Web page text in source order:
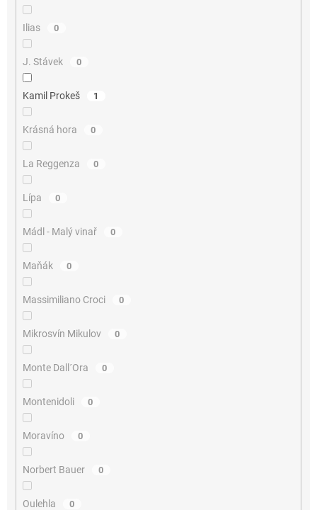
Ilias 0
J. Stávek 0
Kamil Prokeš 1
Krásná hora 0
La Reggenza 0
Lípa 0
Mádl - Malý vinař 0
Maňák 0
Massimiliano Croci 0
Mikrosvín Mikulov 0
Monte Dall´Ora 0
Montenidoli 0
Moravíno 0
Norbert Bauer 0
Oulehla 0